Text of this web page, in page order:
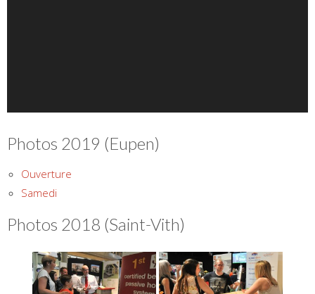
Photos 2019 (Eupen)
Ouverture
Samedi
Photos 2018 (Saint-Vith)